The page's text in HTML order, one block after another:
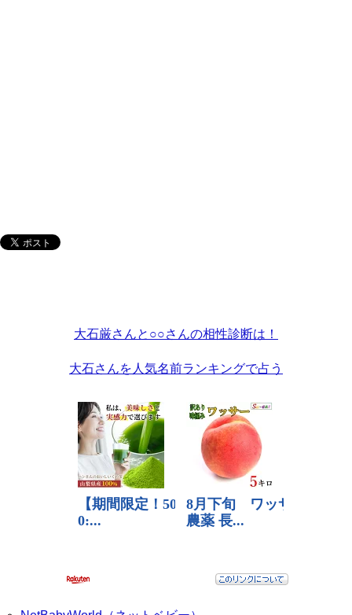
大石厳さんと○○さんの相性診断は！
大石さんを人気名前ランキングで占う